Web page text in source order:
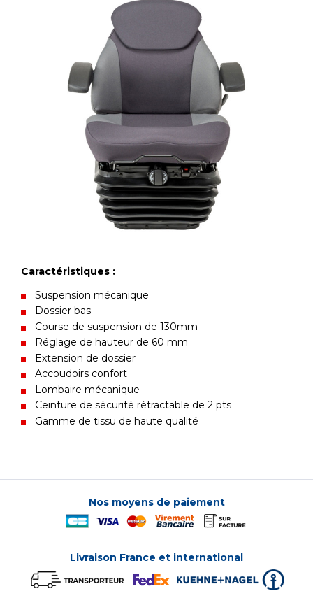
Caractéristiques :
Suspension mécanique
Dossier bas
Course de suspension de 130mm
Réglage de hauteur de 60 mm
Extension de dossier
Accoudoirs confort
Lombaire mécanique
Ceinture de sécurité rétractable de 2 pts
Gamme de tissu de haute qualité
Nos moyens de paiement
Livraison France et international